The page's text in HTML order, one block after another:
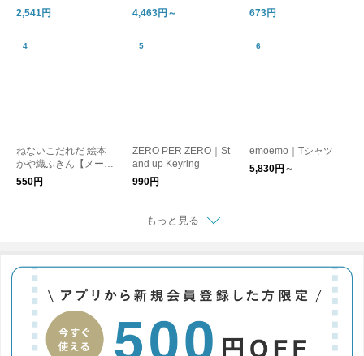
洗える コットンリネ
ン ベイカーワイドパ
2,541円
ブラ】フルブリーフor
ミディブリーフ セッ
ラジャー パンツ ショ
4,463円～
ルダー
673円
ねないこだれだ 絵本
かや織ふきん【メール
便可】
550円
ZERO PER ZERO｜St
and up Keyring
990円
emoemo｜Tシャツ
5,830円～
もっと見る